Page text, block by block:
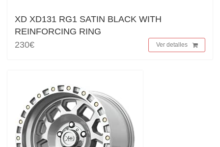
XD XD131 RG1 SATIN BLACK WITH
REINFORCING RING
230€
Ver detalles